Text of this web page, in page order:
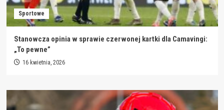
Sportowe
Stanowcza opinia w sprawie czerwonej kartki dla Camavingi:
„To pewne”
16 kwietnia, 2026